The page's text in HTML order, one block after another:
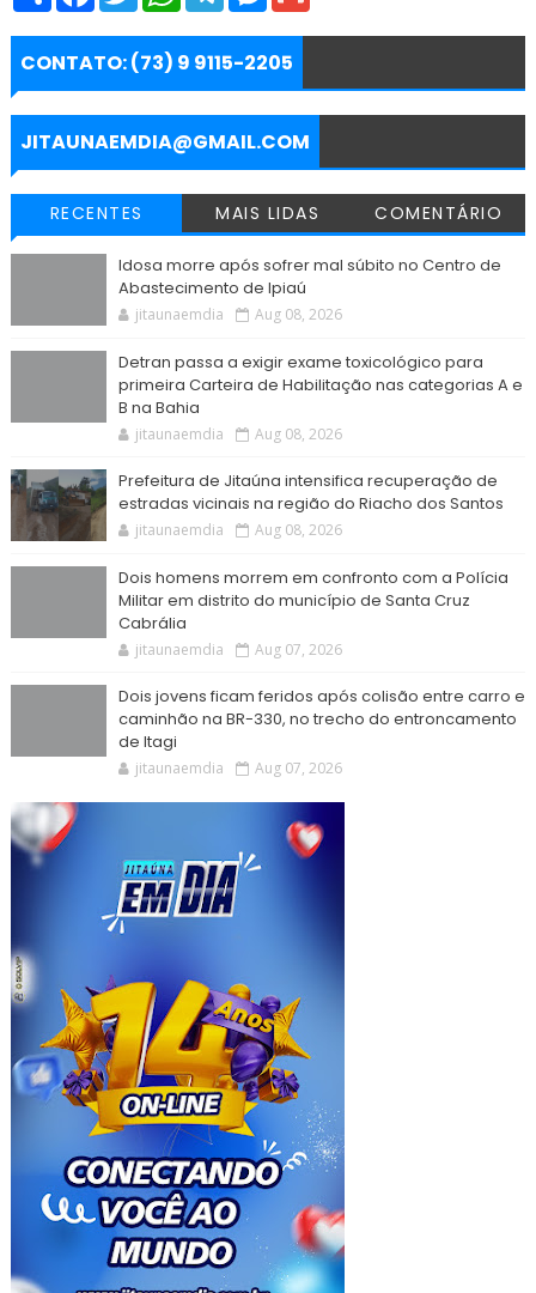
r
e
e
b
o
k
t
t
e
r
t
s
p
p
e
g
a
m
s
e
g
e
r
i
CONTATO: (73) 9 9115-2205
JITAUNAEMDIA@GMAIL.COM
RECENTES MAIS LIDAS COMENTÁRIO
Idosa morre após sofrer mal súbito no Centro de
Abastecimento de Ipiaú
jitaunaemdia Aug 08, 2026
Detran passa a exigir exame toxicológico para
primeira Carteira de Habilitação nas categorias A e
B na Bahia
jitaunaemdia Aug 08, 2026
Prefeitura de Jitaúna intensifica recuperação de
estradas vicinais na região do Riacho dos Santos
jitaunaemdia Aug 08, 2026
Dois homens morrem em confronto com a Polícia
Militar em distrito do município de Santa Cruz
Cabrália
jitaunaemdia Aug 07, 2026
Dois jovens ficam feridos após colisão entre carro e
caminhão na BR-330, no trecho do entroncamento
de Itagi
jitaunaemdia Aug 07, 2026